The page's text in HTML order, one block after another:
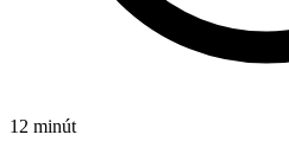
12 minút